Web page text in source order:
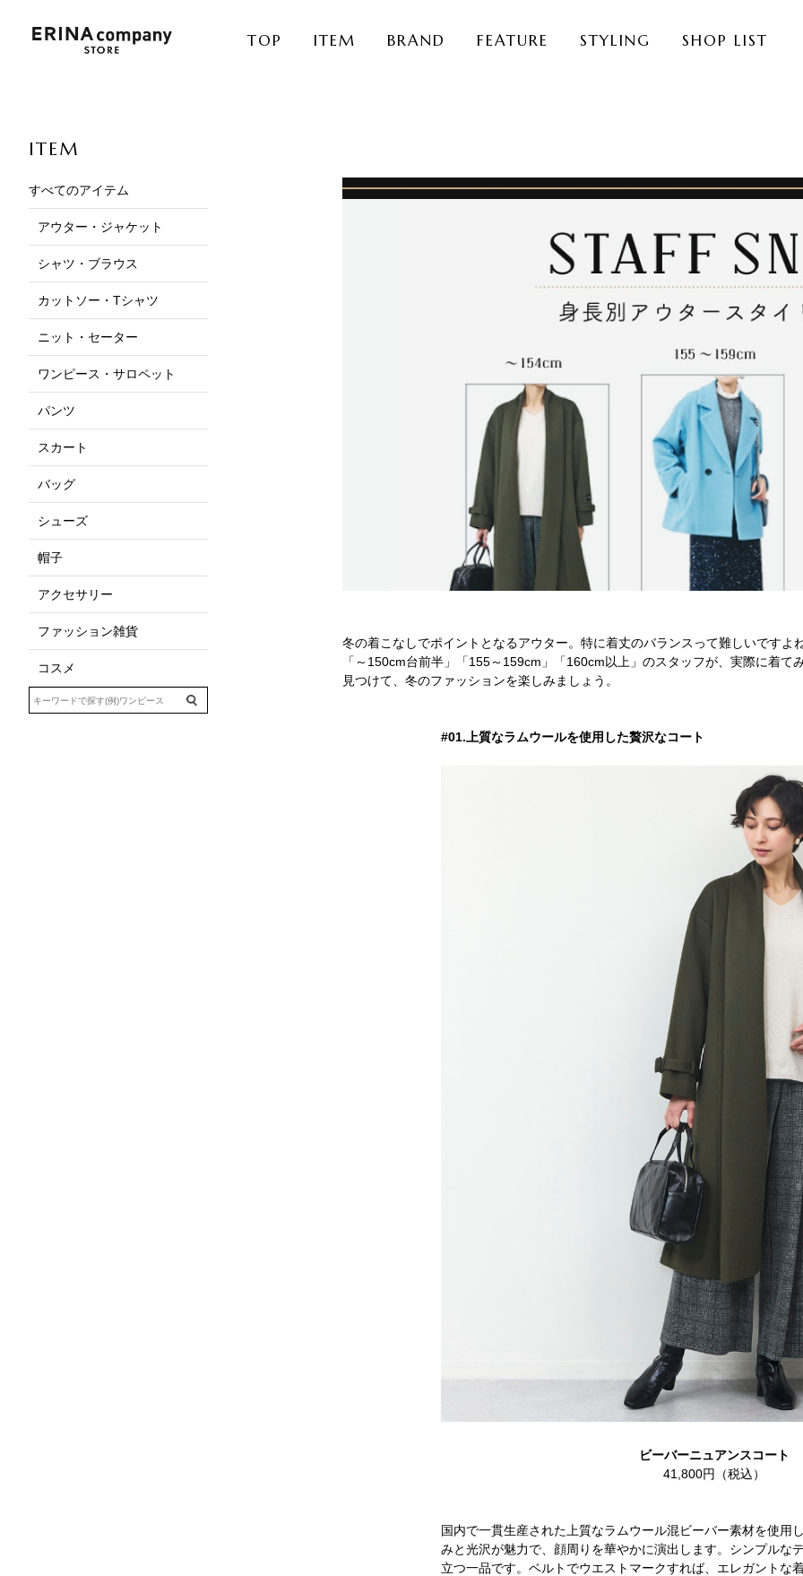
TOP ITEM BRAND FEATURE STYLING SHOP LIST
ITEM
すべてのアイテム
アウター・ジャケット
シャツ・ブラウス
カットソー・Tシャツ
ニット・セーター
ワンピース・サロペット
パンツ
スカート
バッグ
シューズ
帽子
アクセサリー
ファッション雑貨
コスメ
冬の着こなしでポイントとなるアウター。特に着丈のバランスって難しいですよ
「～150cm台前半」「155～159cm」「160cm以上」のスタッフが、実際に着
見つけて、冬のファッションを楽しみましょう。
#01.上質なラムウールを使用した贅沢なコート
ビーバーニュアンスコート
41,800円（税込）
国内で一貫生産された上質なラムウール混ビーバー素材を使用
みと光沢が魅力で、顔周りを華やかに演出します。シンプルな
立つ一品です。ベルトでウエストマークすれば、エレガントな